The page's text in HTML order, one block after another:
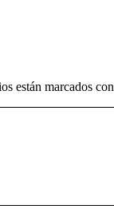
están marcados con